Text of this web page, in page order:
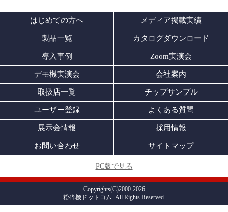
はじめての方へ メディア掲載実績
製品一覧 カタログダウンロード
導入事例 Zoom実演会
デモ機実演会 会社案内
取扱店一覧 チップサンプル
ユーザー登録 よくある質問
展示会情報 採用情報
お問い合わせ サイトマップ
PC版で見る
Copyrights(C)2000-2026
粉砕機ドットコム .All Rights Reserved.